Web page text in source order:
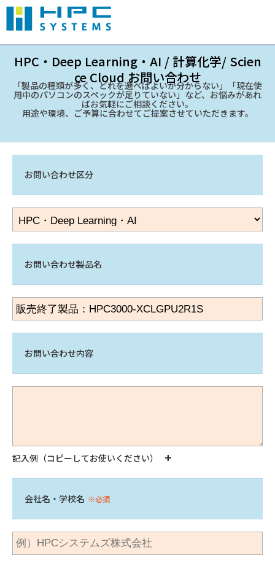
HPC・Deep Learning・AI / 計算化学/ Scien
ce Cloud お問い合わせ
「製品の種類が多く、どれを選べばよいか分からない」「現在使
用中のパソコンのスペックが足りていない」など、お悩みがあれ
ばお気軽にご相談ください。
用途や環境、ご予算に合わせてご提案させていただきます。
お問い合わせ区分
お問い合わせ製品名
お問い合わせ内容
記入例（コピーしてお使いください）
会社名・学校名 ※必須